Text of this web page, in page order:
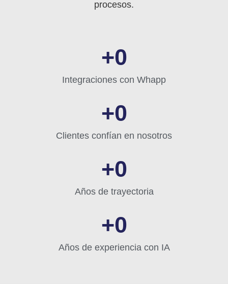
procesos.
Integraciones con Whapp
+0
Clientes confían en nosotros
+0
Años de trayectoria
+0
Años de experiencia con IA
+0